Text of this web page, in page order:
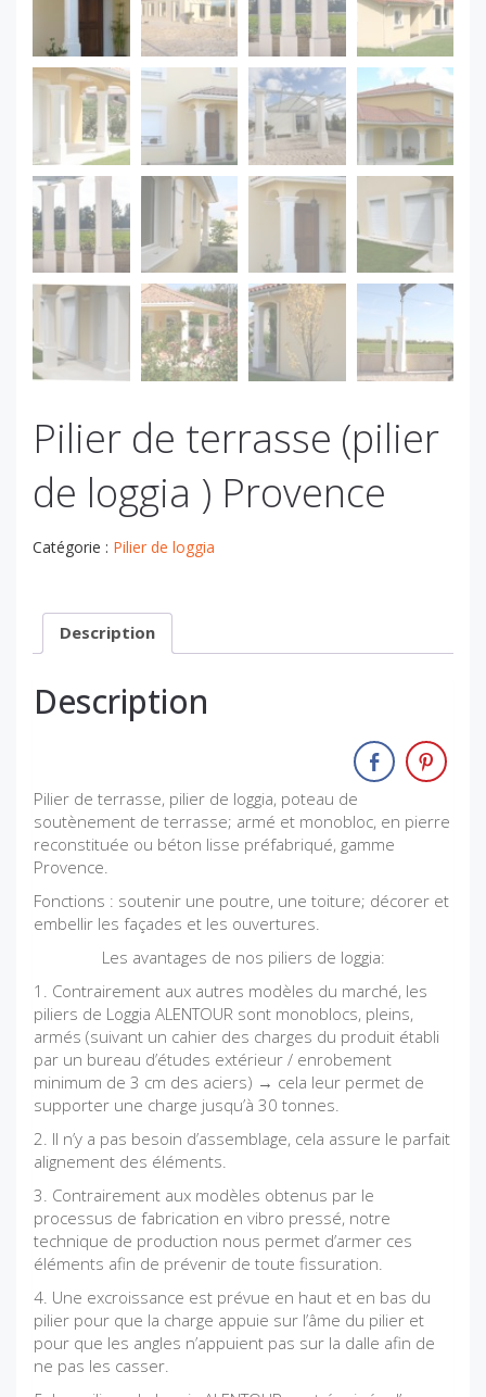
Pilier de terrasse (pilier
de loggia ) Provence
Catégorie : Pilier de loggia
Description
Description
Pilier de terrasse, pilier de loggia, poteau de
soutènement de terrasse; armé et monobloc, en pierre
reconstituée ou béton lisse préfabriqué, gamme
Provence.
Fonctions : soutenir une poutre, une toiture; décorer et
embellir les façades et les ouvertures.
Les avantages de nos piliers de loggia:
1. Contrairement aux autres modèles du marché, les
piliers de Loggia ALENTOUR sont monoblocs, pleins,
armés (suivant un cahier des charges du produit établi
par un bureau d’études extérieur / enrobement
minimum de 3 cm des aciers) → cela leur permet de
supporter une charge jusqu’à 30 tonnes.
2. Il n’y a pas besoin d’assemblage, cela assure le parfait
alignement des éléments.
3. Contrairement aux modèles obtenus par le
processus de fabrication en vibro pressé, notre
technique de production nous permet d’armer ces
éléments afin de prévenir de toute fissuration.
4. Une excroissance est prévue en haut et en bas du
pilier pour que la charge appuie sur l’âme du pilier et
pour que les angles n’appuient pas sur la dalle afin de
ne pas les casser.